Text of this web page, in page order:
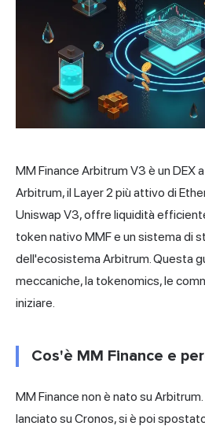
MM Finance Arbitrum V3 è un DEX
Arbitrum, il Layer 2 più attivo di
Uniswap V3, offre liquidità
token nativo MMF e un sistema di
dell'ecosistema Arbitrum. Questa
meccaniche, la tokenomics, le
iniziare.
Cos'è MM Finance e
MM Finance non è nato su
lanciato su Cronos, si è poi